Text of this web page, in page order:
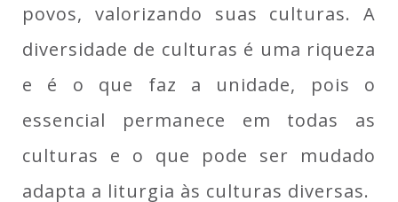
povos, valorizando suas culturas. A
diversidade de culturas é uma riqueza
e é o que faz a unidade, pois o
essencial permanece em todas as
culturas e o que pode ser mudado
adapta a liturgia às culturas diversas.